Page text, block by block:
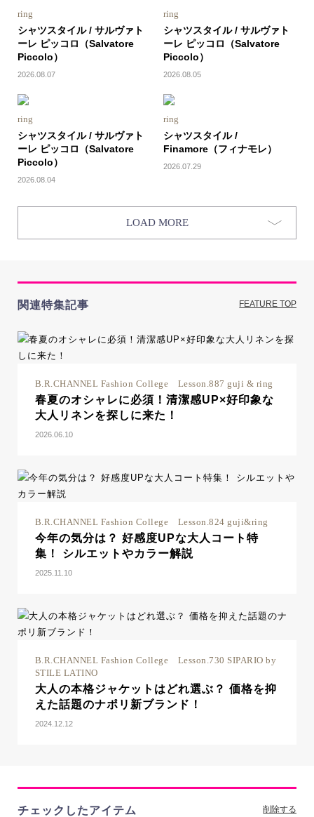
ring
シャツスタイル / サルヴァト
ーレ ピッコロ（Salvatore
Piccolo）
2026.08.07
ring
シャツスタイル / サルヴァト
ーレ ピッコロ（Salvatore
Piccolo）
2026.08.05
ring
シャツスタイル / サルヴァト
ーレ ピッコロ（Salvatore
Piccolo）
2026.08.04
ring
シャツスタイル /
Finamore（フィナモレ）
2026.07.29
LOAD MORE
関連特集記事 FEATURE TOP
B.R.CHANNEL Fashion College Lesson.887 guji & ring
春夏のオシャレに必須！清潔感UP×好印象な
大人リネンを探しに来た！
2026.06.10
B.R.CHANNEL Fashion College Lesson.824 guji&ring
今年の気分は？ 好感度UPな大人コート特
集！ シルエットやカラー解説
2025.11.10
B.R.CHANNEL Fashion College Lesson.730 SIPARIO by
STILE LATINO
大人の本格ジャケットはどれ選ぶ？ 価格を抑
えた話題のナポリ新ブランド！
2024.12.12
チェックしたアイテム 削除する